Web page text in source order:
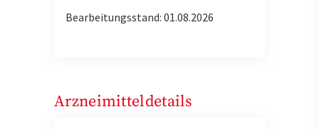
Bearbeitungsstand: 01.08.2026
Arzneimitteldetails